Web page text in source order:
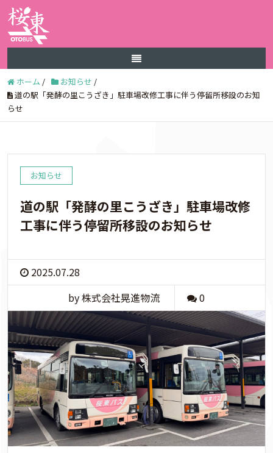
ホーム / お知らせ /
道の駅「発酵の里こうざき」駐車場改修工事に伴う停留所移設のお知
らせ
お知らせ
道の駅「発酵の里こうざき」駐車場改修
工事に伴う停留所移設のお知らせ
2025.07.28
by 株式会社晃進物流
0